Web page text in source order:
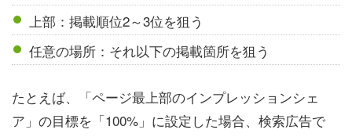
上部：掲載順位2～3位を狙う
任意の場所：それ以下の掲載箇所を狙う
たとえば、「ページ最上部のインプレッションシェ
ア」の目標を「100%」に設定した場合、検索広告で